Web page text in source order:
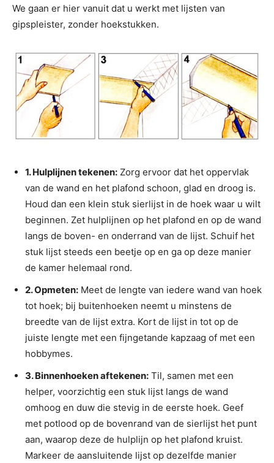
We gaan er hier vanuit dat u werkt met lijsten van
gipspleister, zonder hoekstukken.
1. Hulplijnen tekenen: Zorg ervoor dat het oppervlak
van de wand en het plafond schoon, glad en droog is.
Houd dan een klein stuk sierlijst in de hoek waar u wilt
beginnen. Zet hulplijnen op het plafond en op de wand
langs de boven- en onderrand van de lijst. Schuif het
stuk lijst steeds een beetje op en ga op deze manier
de kamer helemaal rond.
2. Opmeten: Meet de lengte van iedere wand van hoek
tot hoek; bij buitenhoeken neemt u minstens de
breedte van de lijst extra. Kort de lijst in tot op de
juiste lengte met een fijngetande kapzaag of met een
hobbymes.
3. Binnenhoeken aftekenen: Til, samen met een
helper, voorzichtig een stuk lijst langs de wand
omhoog en duw die stevig in de eerste hoek. Geef
met potlood op de bovenrand van de sierlijst het punt
aan, waarop deze de hulplijn op het plafond kruist.
Markeer de aansluitende lijst op dezelfde manier